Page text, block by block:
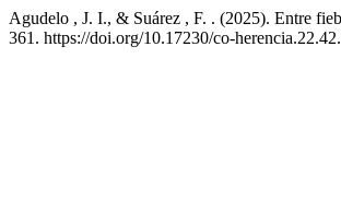
Agudelo , J. I., & Suárez , F. . (2025). Entre
361. https://doi.org/10.17230/co-